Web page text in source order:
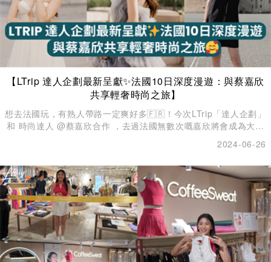
【LTrip 達人企劃最新呈獻✨法國10日深度漫遊：與蔡嘉欣
共享輕奢時尚之旅】
想去法國玩，有熟人帶路一定爽好多🇫🇷！今次LTrip「達人企劃」
和 時尚達人 @蔡嘉欣合作 ，去過法國無數次嘅嘉欣將會成為大家
大家傾吓計、分享佢嘅時尚心得及旅遊趣聞💕！2024-06-26